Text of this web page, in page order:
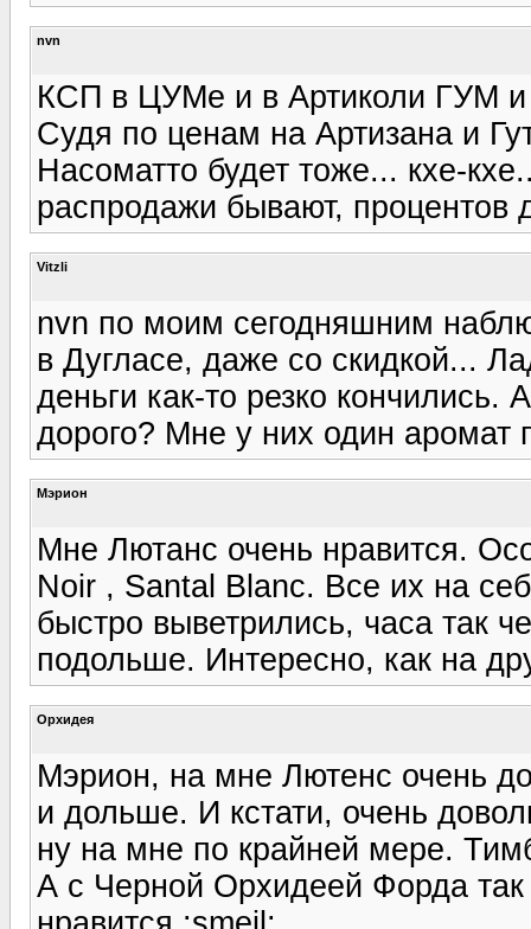
nvn
КСП в ЦУМе и в Артиколи ГУМ
Судя по ценам на Артизана и
Насоматто будет тоже... кхе-
распродажи бывают, процентов
Vitzli
nvn по моим сегодняшним
в Дугласе, даже со скидкой...
деньги как-то резко кончились.
дорого? Мне у них один аромат
Мэрион
Мне Лютанс очень нравится.
Noir , Santal Blanc. Все их на
быстро выветрились, часа так
подольше. Интересно, как на
Орхидея
Мэрион, на мне Лютенс очень
и дольше. И кстати, очень
ну на мне по крайней мере.
А с Черной Орхидеей Форда